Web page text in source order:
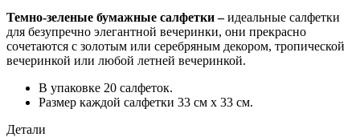
Темно-зеленые бумажные салфетки –идеальные салфетки
для безупречно элегантной вечеринки, они прекрасно
сочетаются с золотым или серебряным декором, тропической
вечеринкой или любой летней вечеринкой.
В упаковке 20 салфеток.
Размер каждой салфетки 33 см x 33 см.
Детали